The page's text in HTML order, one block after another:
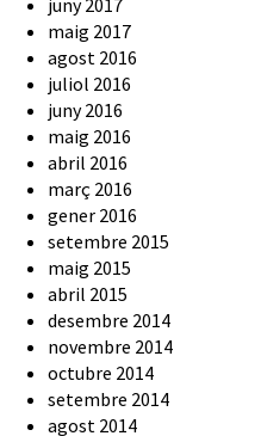
maig 2017
agost 2016
juliol 2016
juny 2016
maig 2016
abril 2016
març 2016
gener 2016
setembre 2015
maig 2015
abril 2015
desembre 2014
novembre 2014
octubre 2014
setembre 2014
agost 2014